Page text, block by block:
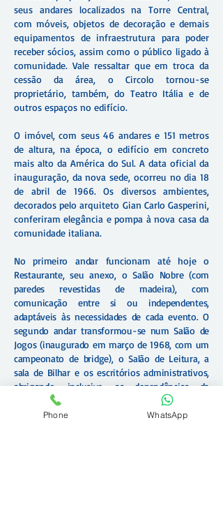
seus andares localizados na Torre Central,
com móveis, objetos de decoração e demais
equipamentos de infraestrutura para poder
receber sócios, assim como o público ligado à
comunidade. Vale ressaltar que em troca da
cessão da área, o Circolo tornou-se
proprietário, também, do Teatro Itália e de
outros espaços no edifício.
O imóvel, com seus 46 andares e 151 metros
de altura, na época, o edifício em concreto
mais alto da América do Sul. A data oficial da
inauguração, da nova sede, ocorreu no dia 18
de abril de 1966. Os diversos ambientes,
decorados pelo arquiteto Gian Carlo Gasperini,
conferiram elegância e pompa à nova casa da
comunidade italiana.
No primeiro andar funcionam até hoje o
Restaurante, seu anexo, o Salão Nobre (com
paredes revestidas de madeira), com
comunicação entre si ou independentes,
adaptáveis às necessidades de cada evento. O
segundo andar transformou-se num Salão de
Jogos (inaugurado em março de 1968, com um
campeonato de bridge), o Salão de Leitura, a
sala de Bilhar e os escritórios administrativos,
abrigando, inclusive, as dependências da
Diretoria.
Phone WhatsApp